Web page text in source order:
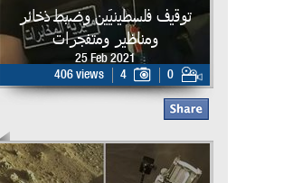
توقيف فلسطينيَين وضبط ذخائر
ومناظير ومتفجرات
25 Feb 2021
406 views
4 0